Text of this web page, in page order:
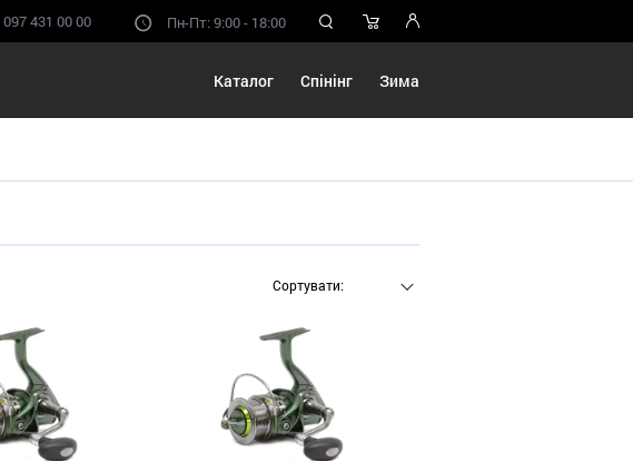
097 431 00 00 Пн-Пт: 9:00 - 18:00
Каталог Спінінг Зима
Сортувати: